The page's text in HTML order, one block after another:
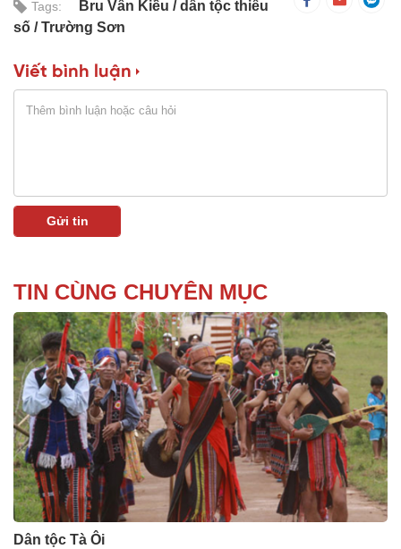
Tags: Bru Vân Kiều
dân tộc thiểu
số
Trường Sơn
Viết bình luận
TIN CÙNG CHUYÊN MỤC
Dân tộc Tà Ôi